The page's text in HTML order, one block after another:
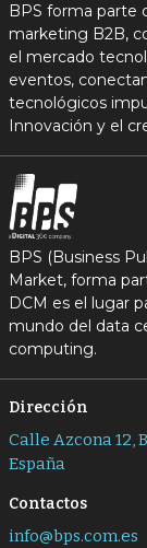
BPS forma parte
marketing B2B,
el mercado
eventos,
tecnológicos
Innovación y el
BPS (Business
Market, forma
DCM es el lugar
mundo del data
computing.
Dirección
Calle Azcona 12,
España
Contactos
info@bps.com.es